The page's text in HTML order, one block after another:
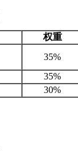
权重
35%
35%
30%